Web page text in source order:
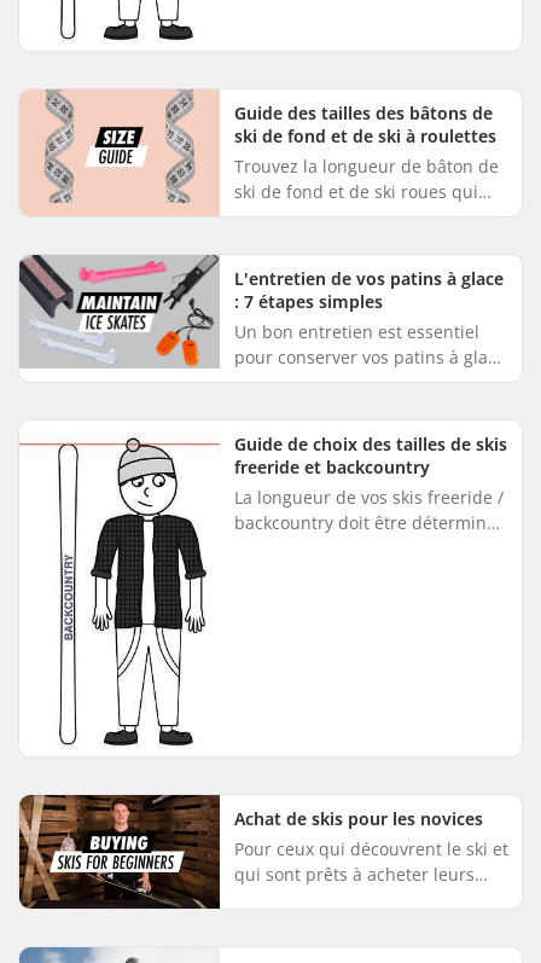
Guide des tailles des bâtons de
ski de fond et de ski à roulettes
Trouvez la longueur de bâton de
ski de fond et de ski roues qui
vous convient - pour le ski
avez des doutes sur le...
L'entretien de vos patins à glace
: 7 étapes simples
Un bon entretien est essentiel
pour conserver vos patins à glace
en parfait état et leur assurer des
suivant ces étapes sim...
Guide de choix des tailles de skis
freeride et backcountry
La longueur de vos skis freeride /
backcountry doit être déterminée
Achat de skis pour les novices
Pour ceux qui découvrent le ski et
qui sont prêts à acheter leurs
les différentes options....